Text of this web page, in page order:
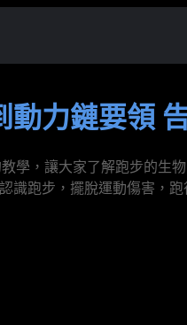
力鏈要領
學，讓大家了解跑步的
識跑步，擺脫運動傷害，跑